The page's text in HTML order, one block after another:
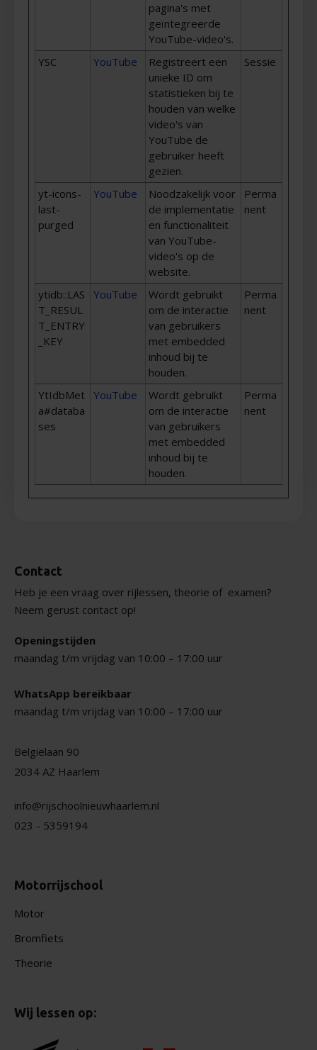
pagina's met
geïntegreerde
YouTube-video's.
YSC YouTube
Registreert een
unieke ID om
statistieken bij te
houden van welke
video's van
YouTube de
gebruiker heeft
gezien.
Sessie
yt-icons-
last-
purged
YouTube
Noodzakelijk voor
de implementatie
en functionaliteit
van YouTube-
video's op de
website.
Perma
nent
ytidb::LAS
T_RESUL
T_ENTRY
_KEY
YouTube
Wordt gebruikt
om de interactie
van gebruikers
met embedded
inhoud bij te
houden.
Perma
nent
YtIdbMet
a#databa
ses
YouTube
Wordt gebruikt
om de interactie
van gebruikers
met embedded
inhoud bij te
houden.
Perma
nent
Contact
Heb je een vraag over rijlessen, theorie of examen?
Neem gerust contact op!
Openingstijden
maandag t/m vrijdag van 10:00 – 17:00 uur
WhatsApp bereikbaar
maandag t/m vrijdag van 10:00 – 17:00 uur
Belgiëlaan 90
2034 AZ Haarlem
info@rijschoolnieuwhaarlem.nl
023 - 5359194
Motorrijschool
Motor
Bromfiets
Theorie
Wij lessen op: